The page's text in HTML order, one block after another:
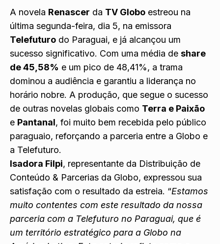
A novela Renascer da TV Globo estreou na
última segunda-feira, dia 5, na emissora
Telefuturo do Paraguai, e já alcançou um
sucesso significativo. Com uma média de share
de 45,58% e um pico de 48,41%, a trama
dominou a audiência e garantiu a liderança no
horário nobre. A produção, que segue o sucesso
de outras novelas globais como Terra e Paixão
e Pantanal, foi muito bem recebida pelo público
paraguaio, reforçando a parceria entre a Globo e
a Telefuturo.
Isadora Filpi, representante da Distribuição de
Conteúdo & Parcerias da Globo, expressou sua
satisfação com o resultado da estreia. “Estamos
muito contentes com este resultado da nossa
parceria com a Telefuturo no Paraguai, que é
um território estratégico para a Globo na